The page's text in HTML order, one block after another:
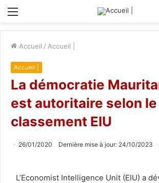
Menu
Accueil / Accueil |
Accueil |
La démocratie
est autoritaire selon le
classement EIU
26/01/2020 Dernière mise à jour: 24/10/2023
L’Economist Intelligence Unit (EIU) a